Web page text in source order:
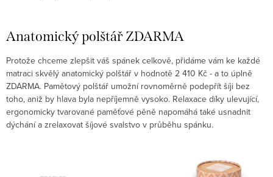
Anatomický polštář ZDARMA
Protože chceme zlepšit váš spánek celkově, přidáme vám ke každé
matraci skvělý anatomický polštář v hodnotě 2 410 Kč - a to úplně
ZDARMA. Pamětový polštář umožní rovnoměrně podepřít šíji bez
toho, aniž by hlava byla nepříjemně vysoko. Relaxace díky ulevující,
ergonomicky tvarované paměťové pěně napomáhá také usnadnit
dýchání a zrelaxovat šíjové svalstvo v průběhu spánku.